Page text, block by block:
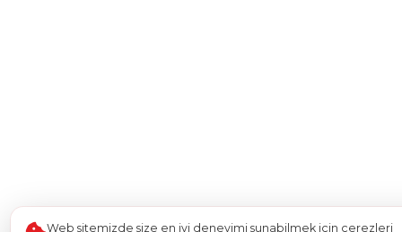
Web sitemizde size en iyi deneyimi sunabilmek için çerezleri